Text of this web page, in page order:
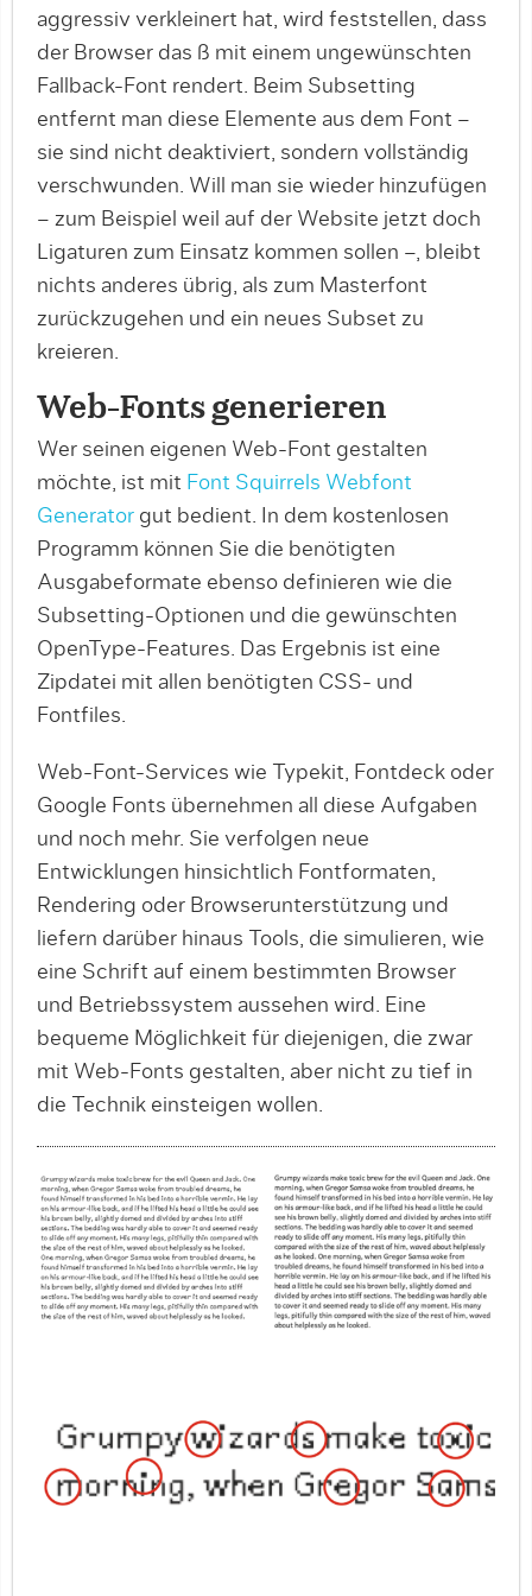
aggressiv verkleinert hat, wird feststellen, dass
der Browser das ß mit einem ungewünschten
Fallback-Font rendert. Beim Subsetting
entfernt man diese Elemente aus dem Font –
sie sind nicht deaktiviert, sondern vollständig
verschwunden. Will man sie wieder hinzufügen
– zum Beispiel weil auf der Website jetzt doch
Ligaturen zum Einsatz kommen sollen –, bleibt
nichts anderes übrig, als zum Masterfont
zurückzugehen und ein neues Subset zu
kreieren.
Web-Fonts generieren
Wer seinen eigenen Web-Font gestalten
möchte, ist mit Font Squirrels Webfont
Generator gut bedient. In dem kostenlosen
Programm können Sie die benötigten
Ausgabeformate ebenso definieren wie die
Subsetting-Optionen und die gewünschten
OpenType-Features. Das Ergebnis ist eine
Zipdatei mit allen benötigten CSS- und
Fontfiles.
Web-Font-Services wie Typekit, Fontdeck oder
Google Fonts übernehmen all diese Aufgaben
und noch mehr. Sie verfolgen neue
Entwicklungen hinsichtlich Fontformaten,
Rendering oder Browserunterstützung und
liefern darüber hinaus Tools, die simulieren, wie
eine Schrift auf einem bestimmten Browser
und Betriebssystem aussehen wird. Eine
bequeme Möglichkeit für diejenigen, die zwar
mit Web-Fonts gestalten, aber nicht zu tief in
die Technik einsteigen wollen.